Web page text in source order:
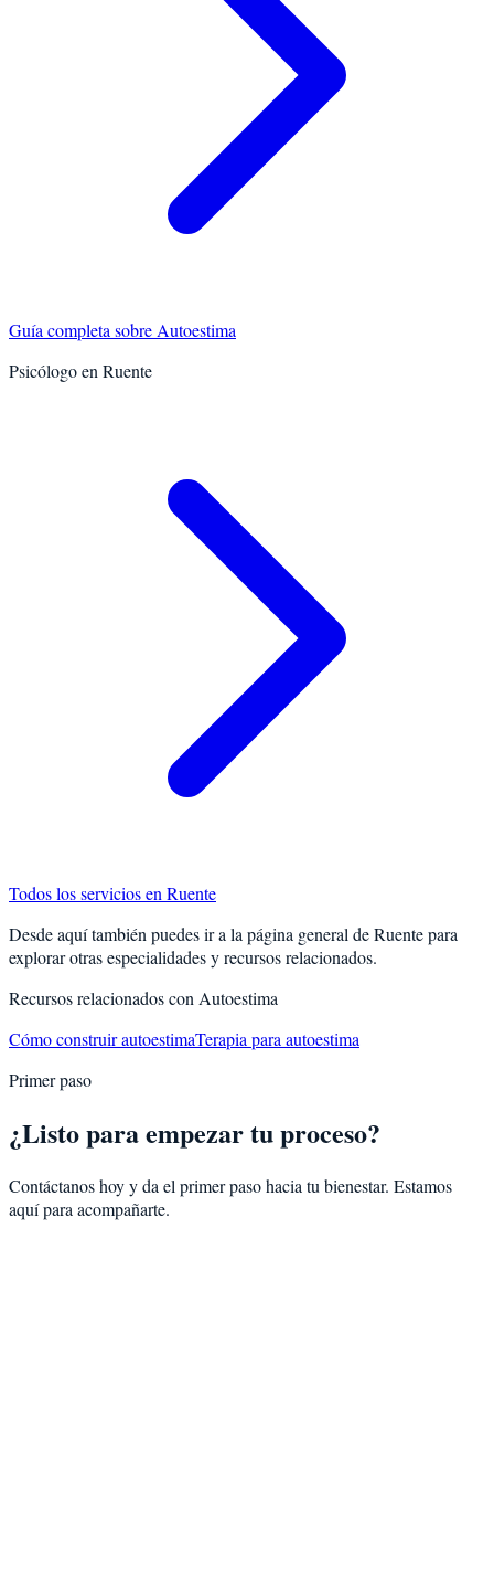
Guía completa sobre Autoestima
Psicólogo en Ruente
Todos los servicios en Ruente
Desde aquí también puedes ir a la página general deRuentepara
explorar otras especialidades y recursos relacionados.
Recursos relacionados con Autoestima
Cómo construir autoestimaTerapia para autoestima
Primer paso
¿Listo para empezar tu proceso?
Contáctanos hoy y da el primer paso hacia tu bienestar. Estamos
aquí para acompañarte.